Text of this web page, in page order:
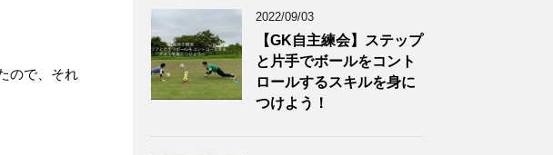
ので、それ
2022/09/03
【GK自主練会】ステップ
と片手でボールをコント
ロールするスキルを身に
つけよう！